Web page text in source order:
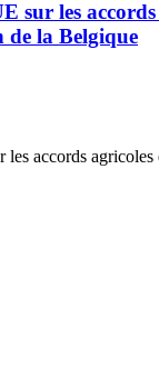
sur les
de la Belgique
accords agricoles